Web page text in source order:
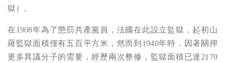
獄）。
在1908年為了懲罰共產黨員，法國在此設立監獄，起初山
羅監獄面積僅有五百平方米，然而到1940年時，因著關押
更多異議分子的需要，經歷兩次整修，監獄面積已達2170